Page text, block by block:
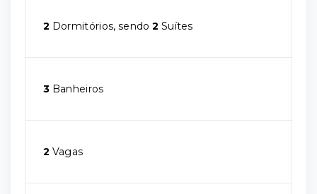
2 Dormitórios, sendo2 Suítes
3 Banheiros
2 Vagas